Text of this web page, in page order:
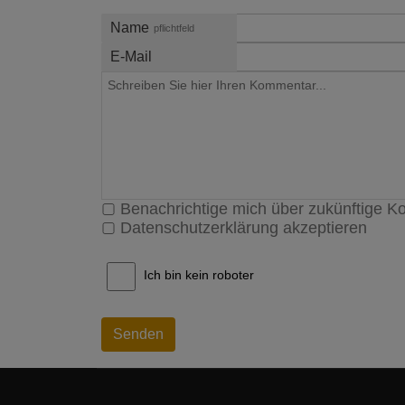
Name pflichtfeld
E-Mail
Benachrichtige mich über zukünftige
Datenschutzerklärung akzeptieren
Ich bin kein roboter
Senden